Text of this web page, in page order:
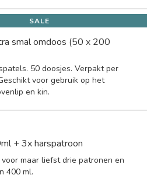
SALE
smal omdoos (50 x 200
50 doosjes. Verpakt per
voor gebruik op het
en kin.
+ 3x harspatroon
maar liefst drie patronen en
400 ml.